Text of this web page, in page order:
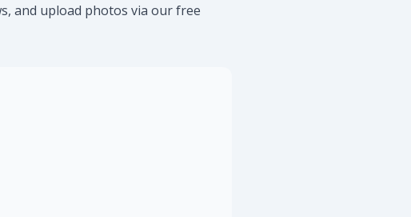
and upload photos via our free